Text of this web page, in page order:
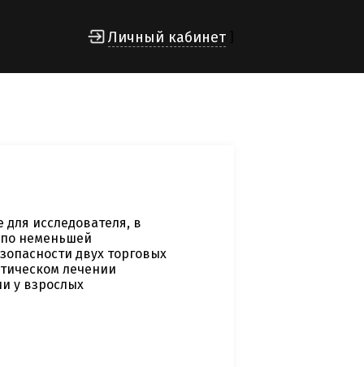
Личный кабинет
исследователя, в
по неменьшей
двух торговых
лечении
у взрослых